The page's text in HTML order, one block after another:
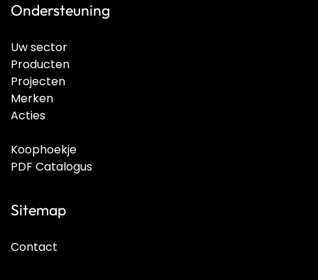
Ondersteuning
Uw sector
Producten
Projecten
Merken
Acties
Koophoekje
PDF Catalogus
Sitemap
Contact